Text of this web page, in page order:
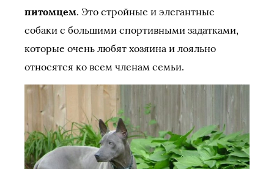
питомцем. Это стройные и элегантные
собаки с большими спортивными задатками,
которые очень любят хозяина и лояльно
относятся ко всем членам семьи.